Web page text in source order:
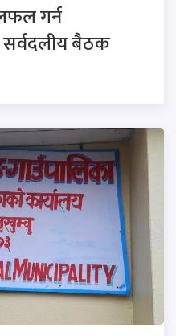
गर्न
सर्वदलीय बैठक